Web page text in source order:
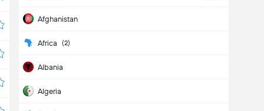
Afghanistan
Africa (2)
Albania
Algeria